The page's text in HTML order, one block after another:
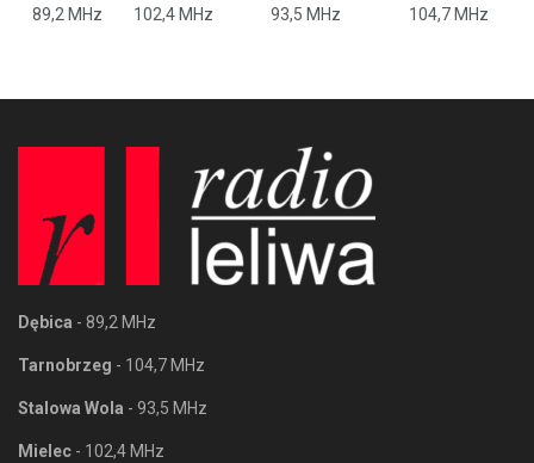
89,2 MHz
102,4 MHz 93,5 MHz 104,7 MHz
Dębica - 89,2 MHz
Tarnobrzeg - 104,7 MHz
Stalowa Wola - 93,5 MHz
Mielec - 102,4 MHz